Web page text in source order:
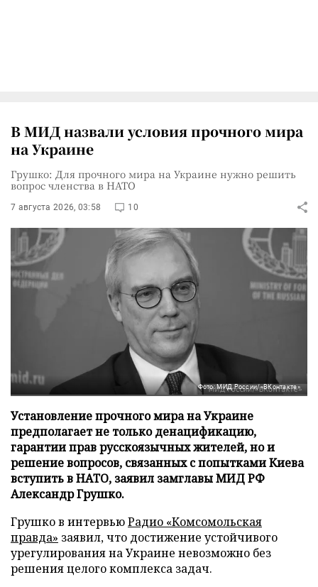
В МИД назвали условия прочного мира
на Украине
Грушко: Для прочного мира на Украине нужно решить
вопрос членства в НАТО
7 августа 2026, 03:58 10
Фото: МИД России/«ВКонтакте»
Установление прочного мира на Украине
предполагает не только денацификацию,
гарантии прав русскоязычных жителей, но и
решение вопросов, связанных с попытками Киева
вступить в НАТО, заявил замглавы МИД РФ
Александр Грушко.
Грушко в интервьюРадио «Комсомольская
правда» заявил, что достижение устойчивого
урегулирования на Украине невозможно без
решения целого комплекса задач.